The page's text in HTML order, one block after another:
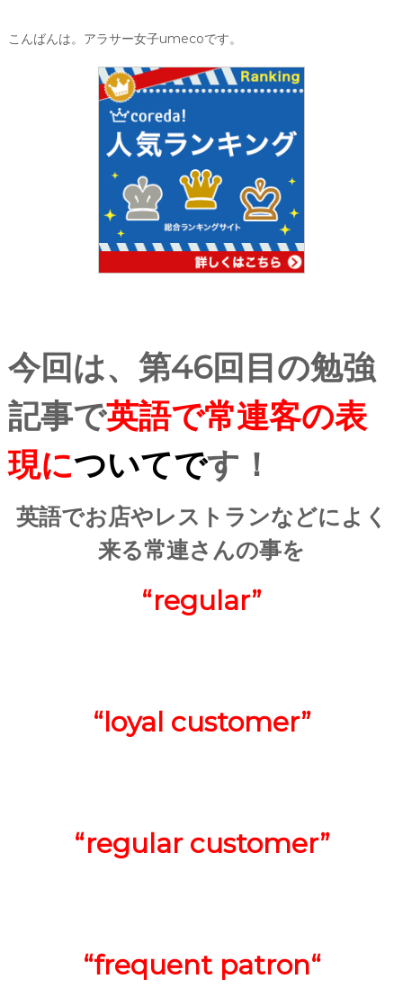
こんばんは。アラサー女子umecoです。
今回は、第46回目の勉強
記事で英語で常連客の表
現についてです！
英語でお店やレストランなどによく
来る常連さんの事を
“regular”
“loyal customer”
“regular customer”
“frequent patron“